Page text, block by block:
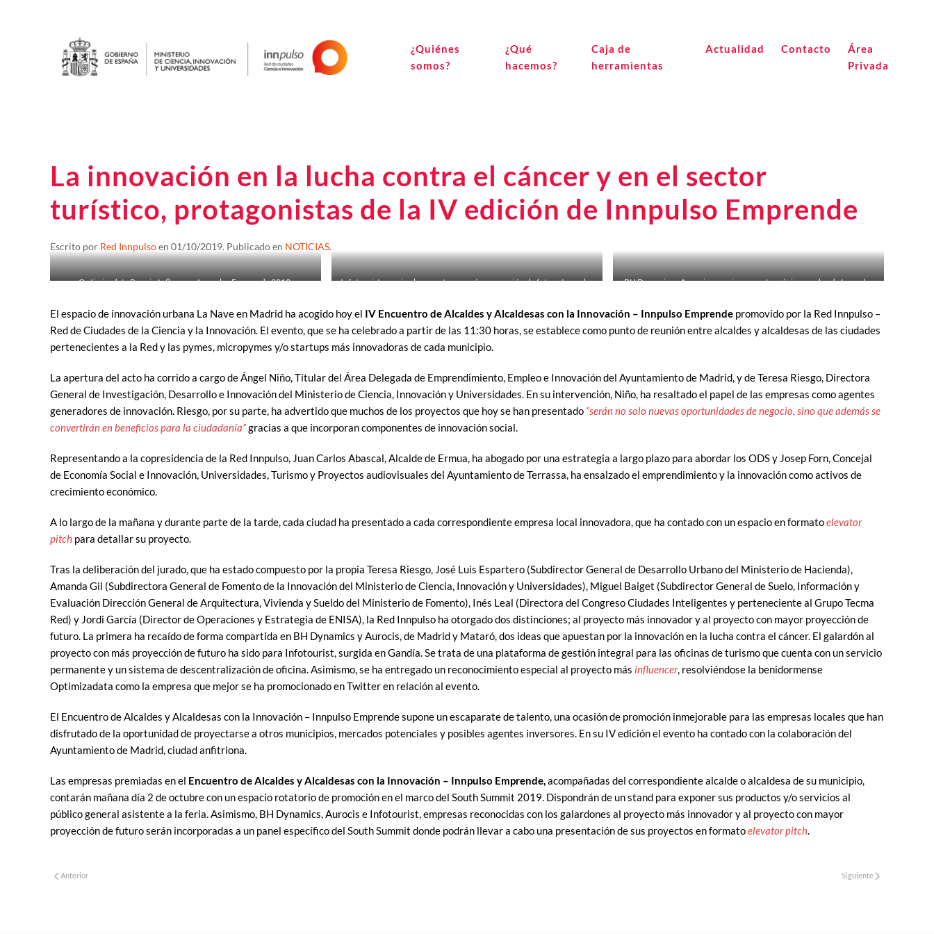
¿Quiénes
somos?
¿Qué
hacemos?
Caja de
herramientas
Actualidad Contacto
Área
Privada
La innovación en la lucha contra el cáncer y en el sector
turístico, protagonistas de la IV edición de Innpulso Emprende
Escrito por Red Innpulsoen 01/10/2019. Publicado en NOTICIAS.
Optimizadata Premio Influencer Innpulso Emprende 2019.
Infotourist premio al proyecto con más proyección de futuro Innpulso
BH Dynamics y Aurocis, premio proyecto más innovador de Innpulso
El espacio de innovación urbana La Nave en Madrid ha acogido hoy el IV Encuentro de Alcaldes y Alcaldesas con la Innovación – Innpulso Emprende promovido por la Red Innpulso –
Red de Ciudades de la Ciencia y la Innovación. El evento, que se ha celebrado a partir de las 11:30 horas, se establece como punto de reunión entre alcaldes y alcaldesas de las ciudades
pertenecientes a la Red y las pymes, micropymes y/o startups más innovadoras de cada municipio.
La apertura del acto ha corrido a cargo de Ángel Niño, Titular del Área Delegada de Emprendimiento, Empleo e Innovación del Ayuntamiento de Madrid, y de Teresa Riesgo, Directora
General de Investigación, Desarrollo e Innovación del Ministerio de Ciencia, Innovación y Universidades. En su intervención, Niño, ha resaltado el papel de las empresas como agentes
generadores de innovación. Riesgo, por su parte, ha advertido que muchos de los proyectos que hoy se han presentado “serán no solo nuevas oportunidades de negocio, sino que además se
convertirán en beneficios para la ciudadanía”gracias a que incorporan componentes de innovación social.
Representando a la copresidencia de la Red Innpulso, Juan Carlos Abascal, Alcalde de Ermua, ha abogado por una estrategia a largo plazo para abordar los ODS y Josep Forn, Concejal
de Economía Social e Innovación, Universidades, Turismo y Proyectos audiovisuales del Ayuntamiento de Terrassa, ha ensalzado el emprendimiento y la innovación como activos de
crecimiento económico.
A lo largo de la mañana y durante parte de la tarde, cada ciudad ha presentado a cada correspondiente empresa local innovadora, que ha contado con un espacio en formatoelevator
pitch para detallar su proyecto.
Tras la deliberación del jurado, que ha estado compuesto por la propia Teresa Riesgo, José Luis Espartero (Subdirector General de Desarrollo Urbano del Ministerio de Hacienda),
Amanda Gil (Subdirectora General de Fomento de la Innovación del Ministerio de Ciencia, Innovación y Universidades), Miguel Baiget (Subdirector General de Suelo, Información y
Evaluación Dirección General de Arquitectura, Vivienda y Sueldo del Ministerio de Fomento), Inés Leal (Directora del Congreso Ciudades Inteligentes y perteneciente al Grupo Tecma
Red) y Jordi García (Director de Operaciones y Estrategia de ENISA), la Red Innpulso ha otorgado dos distinciones; al proyecto más innovador y al proyecto con mayor proyección de
futuro. La primera ha recaído de forma compartida en BH Dynamics y Aurocis, de Madrid y Mataró, dos ideas que apuestan por la innovación en la lucha contra el cáncer. El galardón al
proyecto con más proyección de futuro ha sido para Infotourist, surgida en Gandía. Se trata de una plataforma de gestión integral para las oficinas de turismo que cuenta con un servicio
permanente y un sistema de descentralización de oficina. Asimismo, se ha entregado un reconocimiento especial al proyecto más influencer, resolviéndose la benidormense
Optimizadata como la empresa que mejor se ha promocionado en Twitter en relación al evento.
El Encuentro de Alcaldes y Alcaldesas con la Innovación – Innpulso Emprende supone un escaparate de talento, una ocasión de promoción inmejorable para las empresas locales que han
disfrutado de la oportunidad de proyectarse a otros municipios, mercados potenciales y posibles agentes inversores. En su IV edición el evento ha contado con la colaboración del
Ayuntamiento de Madrid, ciudad anfitriona.
Las empresas premiadas en el Encuentro de Alcaldes y Alcaldesas con la Innovación – Innpulso Emprende,acompañadas del correspondiente alcalde o alcaldesa de su municipio,
contarán mañana día 2 de octubre con un espacio rotatorio de promoción en el marco del South Summit 2019. Dispondrán de un stand para exponer sus productos y/o servicios al
público general asistente a la feria. Asimismo, BH Dynamics, Aurocis e Infotourist, empresas reconocidas con los galardones al proyecto más innovador y al proyecto con mayor
proyección de futuro serán incorporadas a un panel específico del South Summit donde podrán llevar a cabo una presentación de sus proyectos en formatoelevator pitch.
Anterior Siguiente